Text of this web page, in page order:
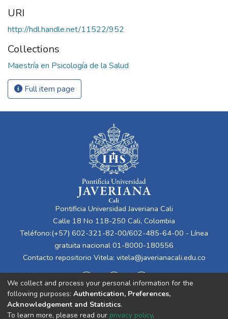
URI
http://hdl.handle.net/11522/952
Collections
Maestría en Psicología de la Salud
Full item page
Pontificia Universidad Javeriana Cali
Calle 18 No 118-250 Cali, Colombia
Teléfono:(+57) 602-321-82-00/602-485-64-00 - Línea
gratuita nacional 01-8000-180556
Contacto repositorio Vitela: vitela@javerianacali.edu.co
We collect and process your personal information for the
following purposes: Authentication, Preferences,
Acknowledgement and Statistics.
To learn more, please read our privacy policy.